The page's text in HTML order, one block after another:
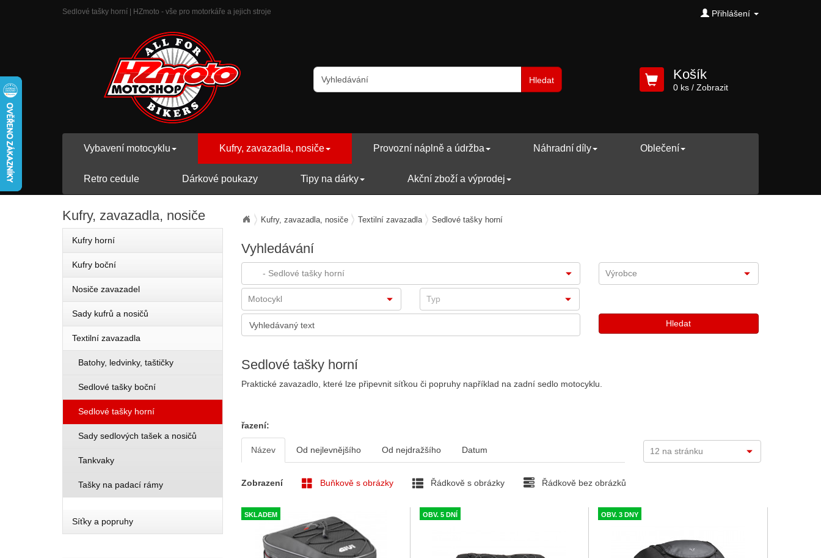
Sedlové tašky horní | HZmoto - vše pro motorkáře a jejich stroje Přihlášení
Hledat Košík
0 ks/ Zobrazit
Vybavení motocyklu Kufry, zavazadla, nosiče Provozní náplně a údržba Náhradní díly Oblečení
Retro cedule Dárkové poukazy Tipy na dárky Akční zboží a výprodej
Kufry, zavazadla, nosiče Textilní zavazadla Sedlové tašky horní
Vyhledávání
Sedlové tašky horní
Praktické zavazadlo, které lze připevnit síťkou či popruhy například na zadní sedlo motocyklu.
řazení:
Název Od nejlevnějšího Od nejdražšího Datum
Zobrazení Buňkově s obrázky Řádkově s obrázky Řádkově bez obrázků
SKLADEM OBV. 5 DNÍ OBV. 3 DNY
Kufry, zavazadla, nosiče
Kufry horní
Kufry boční
Nosiče zavazadel
Sady kufrů a nosičů
Textilní zavazadla
Batohy, ledvinky, taštičky
Sedlové tašky boční
Sedlové tašky horní
Sady sedlových tašek a nosičů
Tankvaky
Tašky na padací rámy
Síťky a popruhy